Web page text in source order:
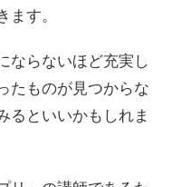
す。
ならないほど充実し
たものが見つからな
るといいかもしれま